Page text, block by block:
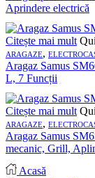
Aprindere electrică
Citește mai mult
ARAGAZE,
Aragaz Samus
L, 7 Funcții
Citește mai mult
ARAGAZE,
Aragaz Samus
mecanic, Grill,
Acasă